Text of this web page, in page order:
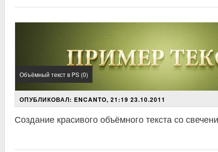
Объёмный текст в PS (0)
ОПУБЛИКОВАЛ: ENCANTO, 21:19 23.10.2011
Создание красивого объёмного текста со